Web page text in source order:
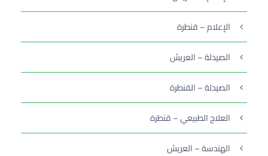
الإعلام – قنطرة
الصيدلة – العريش
الصيدلة – القنطرة
العلاج الطبيعي – قنطرة
الهندسة – العريش